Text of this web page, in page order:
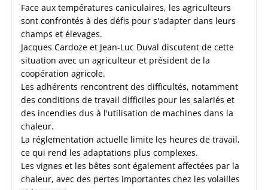
Face aux températures caniculaires, les agriculteurs
sont confrontés à des défis pour s'adapter dans leurs
champs et élevages.
Jacques Cardoze et Jean-Luc Duval discutent de cette
situation avec un agriculteur et président de la
coopération agricole.
Les adhérents rencontrent des difficultés, notamment
des conditions de travail difficiles pour les salariés et
des incendies dus à l'utilisation de machines dans la
chaleur.
La réglementation actuelle limite les heures de travail,
ce qui rend les adaptations plus complexes.
Les vignes et les bêtes sont également affectées par la
chaleur, avec des pertes importantes chez les volailles